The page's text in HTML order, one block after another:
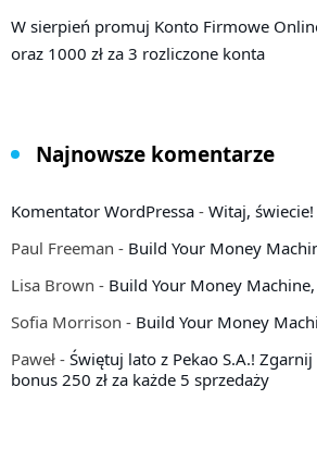
W sierpień promuj Konto Firmowe
oraz 1000 zł za 3 rozliczone konta
Najnowsze komentarze
Komentator WordPressa - Witaj, świecie!
Paul Freeman - Build Your Money
Lisa Brown - Build Your Money
Sofia Morrison - Build Your Money
Paweł - Świętuj lato z Pekao S.A.! Zgarnij
bonus 250 zł za każde 5 sprzedaży